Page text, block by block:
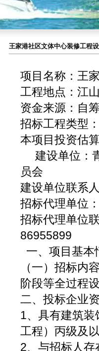
王家港社区文体中心装修工程
项目名称：
工程地点
资金来
招标工程
本项目投资
建设单位：
员会
建设单位联系
招标代理
招标代理单位
86955899
一、项目基本
（一）招标内
阶段等全过程
二、投标企业
1、具有建筑
工程）丙级及
2、与招标人